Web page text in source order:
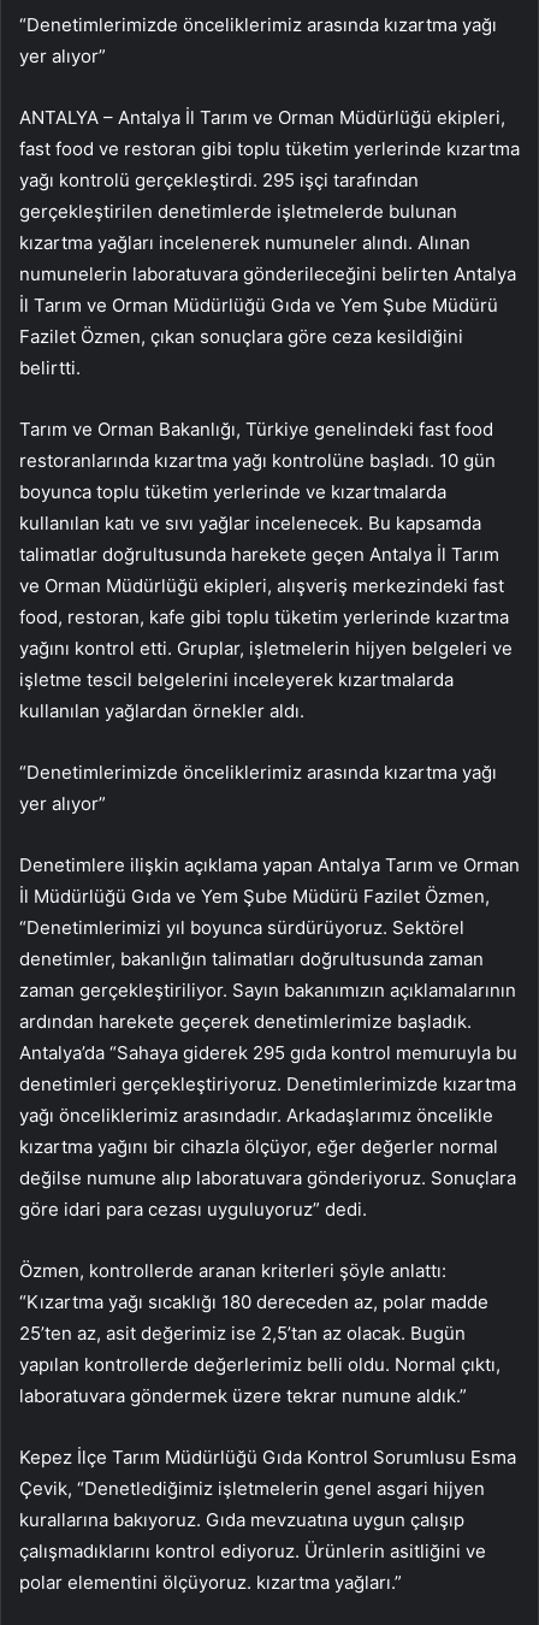
“Denetimlerimizde önceliklerimiz arasında kızartma yağı
yer alıyor”
ANTALYA – Antalya İl Tarım ve Orman Müdürlüğü ekipleri,
fast food ve restoran gibi toplu tüketim yerlerinde kızartma
yağı kontrolü gerçekleştirdi. 295 işçi tarafından
gerçekleştirilen denetimlerde işletmelerde bulunan
kızartma yağları incelenerek numuneler alındı. Alınan
numunelerin laboratuvara gönderileceğini belirten Antalya
İl Tarım ve Orman Müdürlüğü Gıda ve Yem Şube Müdürü
Fazilet Özmen, çıkan sonuçlara göre ceza kesildiğini
belirtti.
Tarım ve Orman Bakanlığı, Türkiye genelindeki fast food
restoranlarında kızartma yağı kontrolüne başladı. 10 gün
boyunca toplu tüketim yerlerinde ve kızartmalarda
kullanılan katı ve sıvı yağlar incelenecek. Bu kapsamda
talimatlar doğrultusunda harekete geçen Antalya İl Tarım
ve Orman Müdürlüğü ekipleri, alışveriş merkezindeki fast
food, restoran, kafe gibi toplu tüketim yerlerinde kızartma
yağını kontrol etti. Gruplar, işletmelerin hijyen belgeleri ve
işletme tescil belgelerini inceleyerek kızartmalarda
kullanılan yağlardan örnekler aldı.
“Denetimlerimizde önceliklerimiz arasında kızartma yağı
yer alıyor”
Denetimlere ilişkin açıklama yapan Antalya Tarım ve Orman
İl Müdürlüğü Gıda ve Yem Şube Müdürü Fazilet Özmen,
“Denetimlerimizi yıl boyunca sürdürüyoruz. Sektörel
denetimler, bakanlığın talimatları doğrultusunda zaman
zaman gerçekleştiriliyor. Sayın bakanımızın açıklamalarının
ardından harekete geçerek denetimlerimize başladık.
Antalya’da “Sahaya giderek 295 gıda kontrol memuruyla bu
denetimleri gerçekleştiriyoruz. Denetimlerimizde kızartma
yağı önceliklerimiz arasındadır. Arkadaşlarımız öncelikle
kızartma yağını bir cihazla ölçüyor, eğer değerler normal
değilse numune alıp laboratuvara gönderiyoruz. Sonuçlara
göre idari para cezası uyguluyoruz” dedi.
Özmen, kontrollerde aranan kriterleri şöyle anlattı:
“Kızartma yağı sıcaklığı 180 dereceden az, polar madde
25’ten az, asit değerimiz ise 2,5’tan az olacak. Bugün
yapılan kontrollerde değerlerimiz belli oldu. Normal çıktı,
laboratuvara göndermek üzere tekrar numune aldık.”
Kepez İlçe Tarım Müdürlüğü Gıda Kontrol Sorumlusu Esma
Çevik, “Denetlediğimiz işletmelerin genel asgari hijyen
kurallarına bakıyoruz. Gıda mevzuatına uygun çalışıp
çalışmadıklarını kontrol ediyoruz. Ürünlerin asitliğini ve
polar elementini ölçüyoruz. kızartma yağları.”